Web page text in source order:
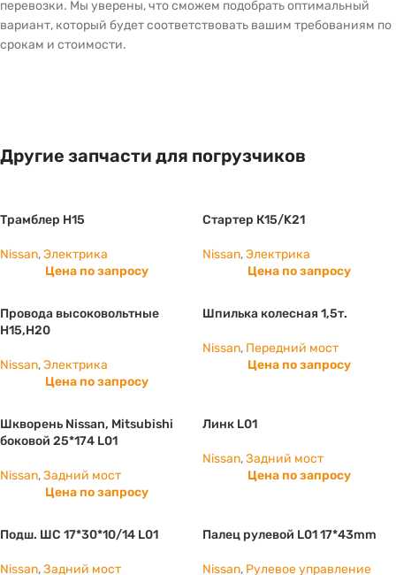
перевозки. Мы уверены, что сможем подобрать оптимальный
вариант, который будет соответствовать вашим требованиям по
срокам и стоимости.
Другие запчасти для погрузчиков
Трамблер Н15
Nissan,Электрика
Цена по запросу
Стартер К15/K21
Nissan,Электрика
Цена по запросу
Провода высоковольтные
Н15,Н20
Nissan,Электрика
Цена по запросу
Шпилька колесная 1,5т.
Nissan, Передний мост
Цена по запросу
Шкворень Nissan, Mitsubishi
боковой 25*174 L01
Nissan,Задний мост
Цена по запросу
Линк L01
Nissan,Задний мост
Цена по запросу
Подш. ШС 17*30*10/14 L01
Nissan,Задний мост
Палец рулевой L01 17*43mm
Nissan, Рулевое управление